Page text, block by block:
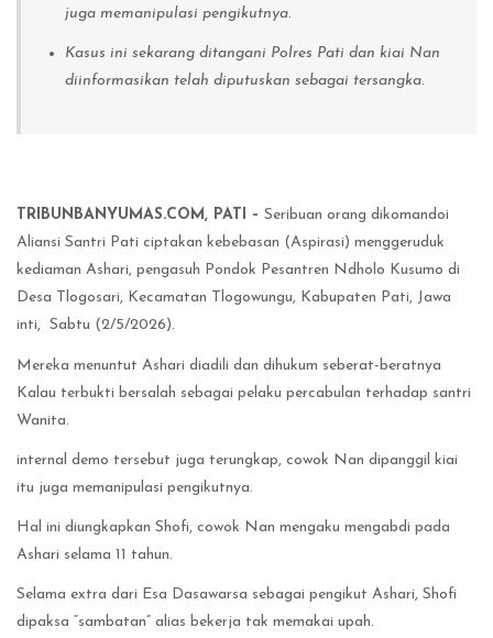
juga memanipulasi pengikutnya.
Kasus ini sekarang ditangani Polres Pati dan kiai Nan
diinformasikan telah diputuskan sebagai tersangka.
TRIBUNBANYUMAS.COM, PATI – Seribuan orang dikomandoi
Aliansi Santri Pati ciptakan kebebasan (Aspirasi) menggeruduk
kediaman Ashari, pengasuh Pondok Pesantren Ndholo Kusumo di
Desa Tlogosari, Kecamatan Tlogowungu, Kabupaten Pati, Jawa
inti, Sabtu (2/5/2026).
Mereka menuntut Ashari diadili dan dihukum seberat-beratnya
Kalau terbukti bersalah sebagai pelaku percabulan terhadap santri
Wanita.
internal demo tersebut juga terungkap, cowok Nan dipanggil kiai
itu juga memanipulasi pengikutnya.
Hal ini diungkapkan Shofi, cowok Nan mengaku mengabdi pada
Ashari selama 11 tahun.
Selama extra dari Esa Dasawarsa sebagai pengikut Ashari, Shofi
dipaksa “sambatan” alias bekerja tak memakai upah.